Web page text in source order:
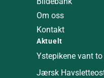
Om oss
Kontakt
Aktuelt
Ystepikene vant
Jærsk